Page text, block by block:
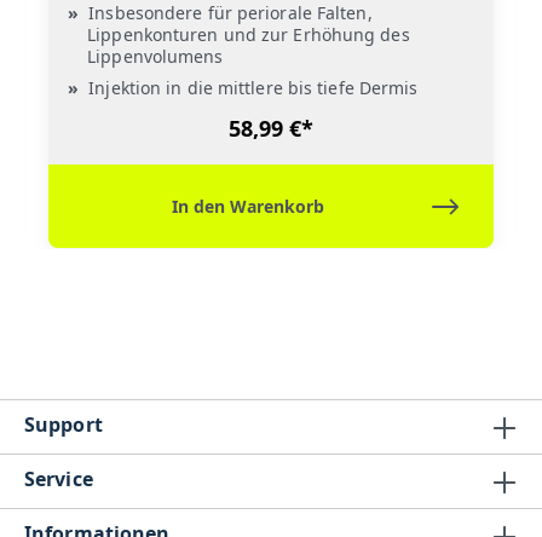
Insbesondere für periorale Falten,
Lippenkonturen und zur Erhöhung des
Lippenvolumens
Injektion in die mittlere bis tiefe Dermis
58,99 €*
In den Warenkorb
Support
Service